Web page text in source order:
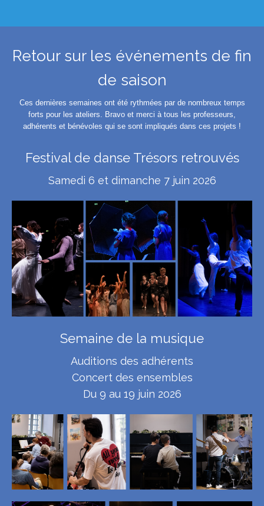
Retour sur les événements de fin
de saison
Ces dernières semaines ont été rythmées par de nombreux temps
forts pour les ateliers. Bravo et merci à tous les professeurs,
adhérents et bénévoles qui se sont impliqués dans ces projets !
Festival de danse Trésors retrouvés
Samedi 6 et dimanche 7 juin 2026
Semaine de la musique
Auditions des adhérents
Concert des ensembles
Du 9 au 19 juin 2026